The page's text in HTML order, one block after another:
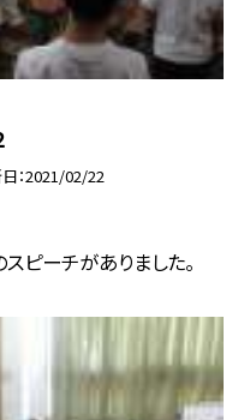
2021/02/22
ピーチがありました。